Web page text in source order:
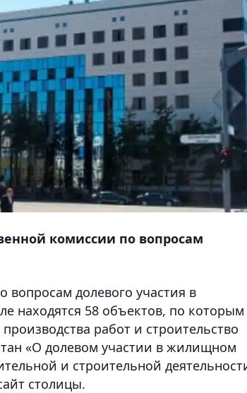
комиссии по вопросам
долевого участия в
находятся 58 объектов, по которым
работ и строительство
«О долевом участии в жилищном
и строительной
столицы.